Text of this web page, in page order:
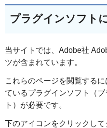
プラグインソフト
当サイトでは、Adobe社
ツが含まれています。
これらのページを閲覧する
ているプラグインソフト（
ト）が必要です。
下のアイコンをクリックし